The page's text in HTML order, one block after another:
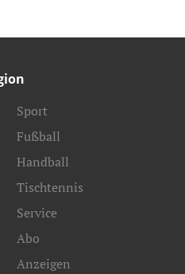
Sport
Fußball
Handball
Tischtennis
Service
Abo
Anzeigen